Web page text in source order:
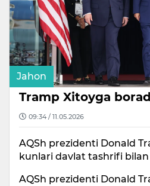
Jahon
Tramp Xitoyga
09:34 / 11.05.2026
AQSh prezidenti Donald
kunlari davlat tashrifi
AQSh prezidenti Donald